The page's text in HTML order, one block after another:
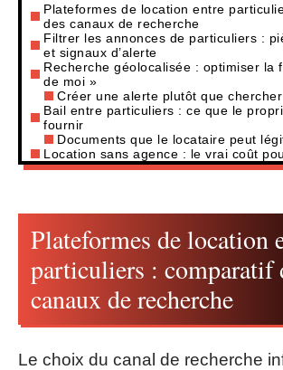
Plateformes de location entre
des canaux de recherche
Filtrer les annonces de particuliers :
et signaux d’alerte
Recherche géolocalisée : optimiser la
de moi »
Créer une alerte plutôt que
Bail entre particuliers : ce que le
fournir
Documents que le locataire peut
Location sans agence : le vrai coût
Plateformes de location
particuliers : comparatif
canaux de recherche
Le choix du canal de recherche